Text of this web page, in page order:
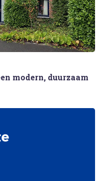
modern, duurzaam